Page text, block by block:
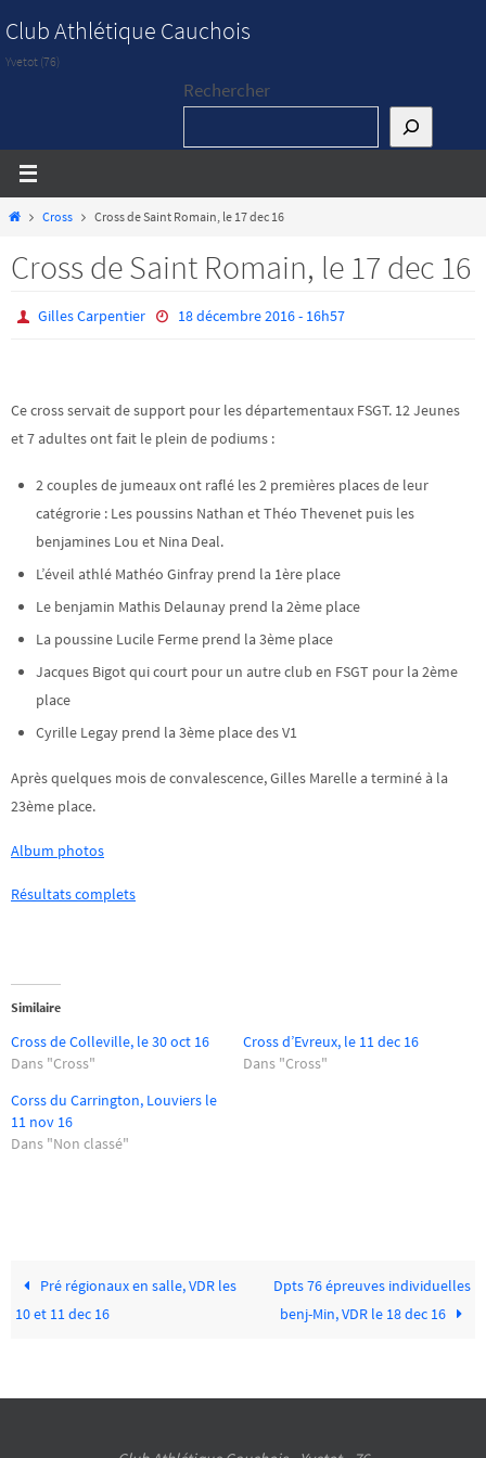
vers
le
Club Athlétique Cauchois
Yvetot (76)
Rechercher
HomeCross Cross de Saint Romain, le 17 dec 16
Cross de Saint Romain, le 17 dec 16
Gilles Carpentier 18 décembre 2016 - 16h57
Ce cross servait de support pour les départementaux FSGT. 12 Jeunes
et 7 adultes ont fait le plein de podiums :
2 couples de jumeaux ont raflé les 2 premières places de leur
catégrorie : Les poussins Nathan et Théo Thevenet puis les
benjamines Lou et Nina Deal.
L’éveil athlé Mathéo Ginfray prend la 1ère place
Le benjamin Mathis Delaunay prend la 2ème place
La poussine Lucile Ferme prend la 3ème place
Jacques Bigot qui court pour un autre club en FSGT pour la 2ème
place
Cyrille Legay prend la 3ème place des V1
Après quelques mois de convalescence, Gilles Marelle a terminé à la
23ème place.
Album photos
Résultats complets
Similaire
Cross de Colleville, le 30 oct 16
Dans "Cross"
Cross d’Evreux, le 11 dec 16
Dans "Cross"
Corss du Carrington, Louviers le
11 nov 16
Dans "Non classé"
Pré régionaux en salle, VDR les
10 et 11 dec 16
Dpts 76 épreuves individuelles
benj-Min, VDR le 18 dec 16